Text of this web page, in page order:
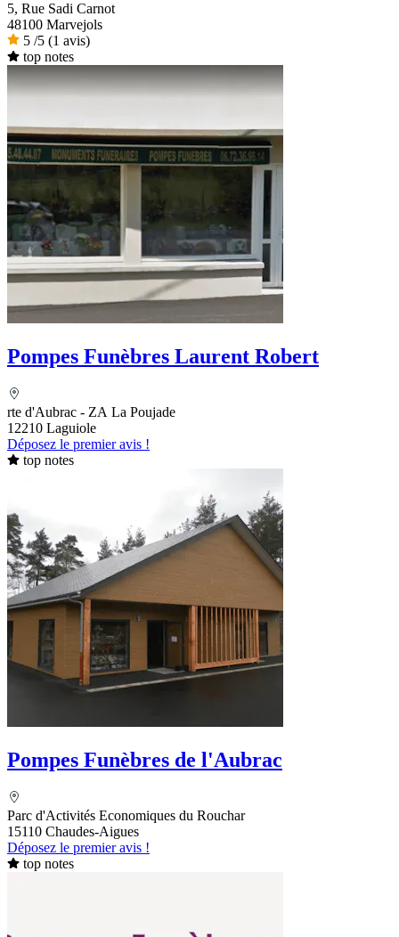
5, Rue Sadi Carnot
48100 Marvejols
5 /5 (1 avis)
top notes
Pompes Funèbres Laurent Robert
rte d'Aubrac - ZA La Poujade
12210 Laguiole
Déposez le premier avis !
top notes
Pompes Funèbres de l'Aubrac
Parc d'Activités Economiques du Rouchar
15110 Chaudes-Aigues
Déposez le premier avis !
top notes